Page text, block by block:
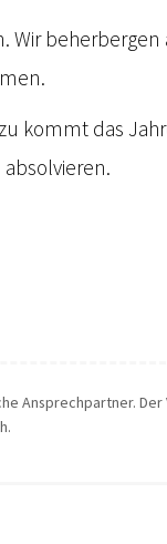
Wir beherbergen
kommt das
Ansprechpartner.